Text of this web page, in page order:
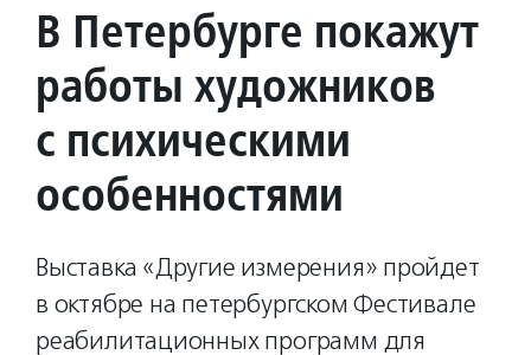
В Петербурге покажут
работы художников
с психическими
особенностями
Выставка «Другие измерения» пройдет
в октябре на петербургском Фестивале
реабилитационных программ для